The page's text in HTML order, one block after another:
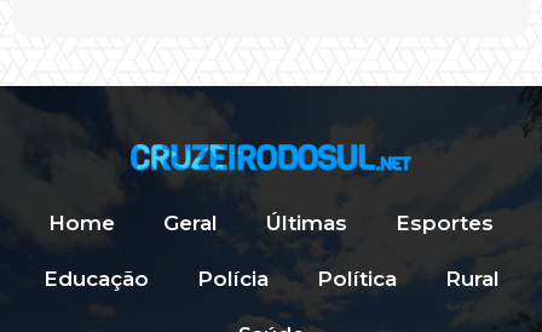
Home Geral Últimas Esportes
Educação Polícia Política Rural